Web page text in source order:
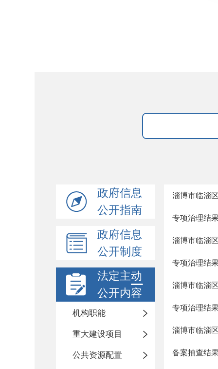
政府信息
公开指南
政府信息
公开制度
法定主动
公开内容
机构职能
重大建设项目
公共资源配置
淄博市临淄
专项治理结
淄博市临淄
专项治理结
淄博市临淄
专项治理结
淄博市临淄
备案抽查结